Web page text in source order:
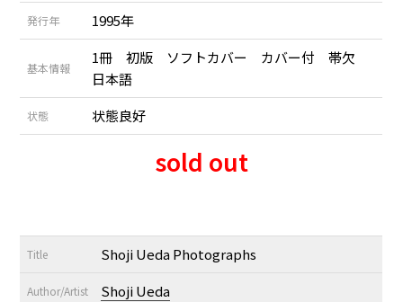
発行年 1995年
基本情報
1冊 初版 ソフトカバー カバー付 帯欠
日本語
状態 状態良好
sold out
Title Shoji Ueda Photographs
Author/Artist Shoji Ueda